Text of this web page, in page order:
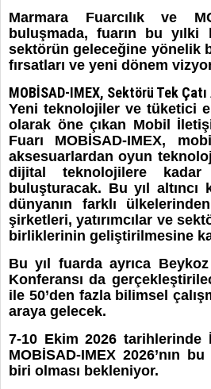
Marmara Fuarcılık ve
buluşmada, fuarın bu
sektörün geleceğine yönelik
fırsatları ve yeni dönem
MOBİSAD-IMEX, Sektörü Tek
Yeni teknolojiler ve tüketici
olarak öne çıkan Mobil
Fuarı MOBİSAD-IMEX,
aksesuarlardan oyun
dijital teknolojilere
buluşturacak. Bu yıl altıncı
dünyanın farklı
şirketleri, yatırımcılar ve
birliklerinin geliştirilmesine
Bu yıl fuarda ayrıca
Konferansı da
ile 50’den fazla bilimsel
araya gelecek.
7-10 Ekim 2026 tarihlerinde
MOBİSAD-IMEX 2026’nın
biri olması bekleniyor.